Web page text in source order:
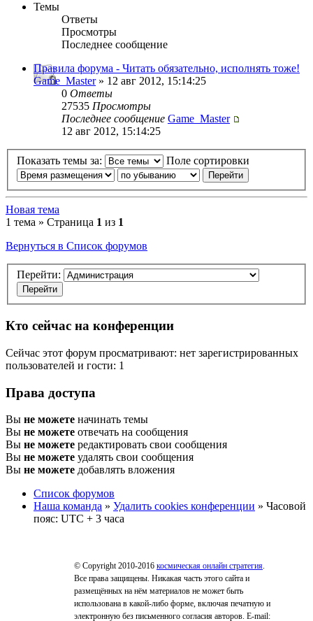
Темы
Ответы
Просмотры
Последнее сообщение
Правила форума - Читать обязательно, исполнять тоже!
Game_Master» 12 авг 2012, 15:14:25
0 Ответы
27535 Просмотры
Последнее сообщение Game_Master
12 авг 2012, 15:14:25
Показать темы за: Поле сортировки
Новая тема
1 тема » Страница 1 из 1
Вернуться в Список форумов
Перейти:
Кто сейчас на конференции
Сейчас этот форум просматривают: нет зарегистрированных
пользователей и гости: 1
Права доступа
Вы не можете начинать темы
Вы не можете отвечать на сообщения
Вы не можете редактировать свои сообщения
Вы не можете удалять свои сообщения
Вы не можете добавлять вложения
Список форумов
Наша команда » Удалить cookies конференции » Часовой
пояс: UTC + 3 часа
© Copyright 2010-2016 космическая онлайн стратегия.
Все права защищены. Никакая часть этого сайта и
размещённых на нём материалов не может быть
использована в какой-либо форме, включая печатную и
электронную без письменного согласия авторов. E-mail: